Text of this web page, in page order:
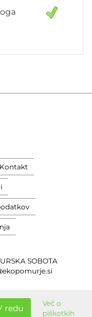
Kontakt
SOBOTA
redu
Več o
piškotkih